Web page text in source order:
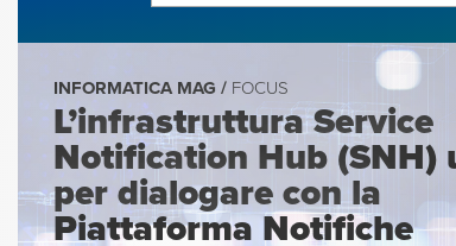
INFORMATICA MAG / FOCUS
L’infrastruttura Service
Notification Hub (SNH)
per dialogare con la
Piattaforma Notifiche